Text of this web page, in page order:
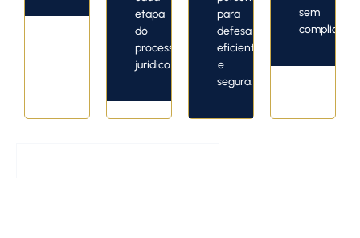
etapa
do
processo
jurídico.
para
defesa
eficiente
e
segura.
sem